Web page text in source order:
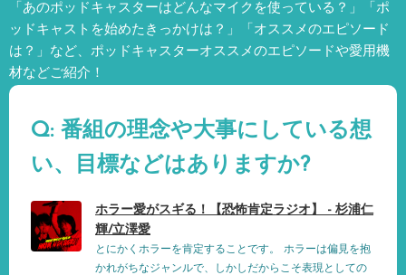
「あのポッドキャスターはどんなマイクを使っている？」「ポ
ッドキャストを始めたきっかけは？」「オススメのエピソード
は？」など、 ポッドキャスターオススメのエピソードや愛用機
材などご紹介！
Q: 番組の理念や大事にしている想
い、目標などはありますか?
ホラー愛がスギる！【恐怖肯定ラジオ】 - 杉浦仁
輝/立澤愛
とにかくホラーを肯定することです。 ホラーは偏見を抱
かれがちなジャンルで、しかしだからこそ表現としての